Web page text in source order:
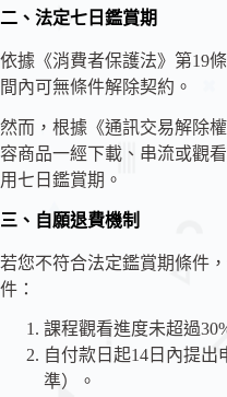
二、法定七日鑑賞期
依據《消費者保護法》第19
間內可無條件解除契約。
然而，根據《通訊交易解除
容商品一經下載、串流或觀
用七日鑑賞期。
三、自願退費機制
若您不符合法定鑑賞期條件
件：
課程觀看進度未超過
自付款日起14日內提出
準）。